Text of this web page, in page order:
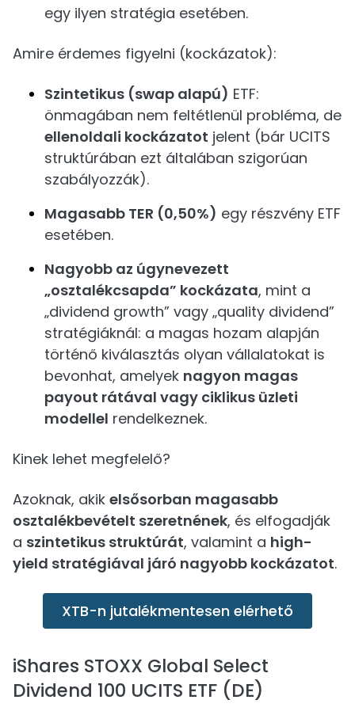
egy ilyen stratégia esetében.
Amire érdemes figyelni (kockázatok):
Szintetikus (swap alapú) ETF:
önmagában nem feltétlenül probléma, de
ellenoldali kockázatot jelent (bár UCITS
struktúrában ezt általában szigorúan
szabályozzák).
Magasabb TER (0,50%) egy részvény ETF
esetében.
Nagyobb az úgynevezett
„osztalékcsapda” kockázata, mint a
„dividend growth” vagy „quality dividend”
stratégiáknál: a magas hozam alapján
történő kiválasztás olyan vállalatokat is
bevonhat, amelyek nagyon magas
payout rátával vagy ciklikus üzleti
modellel rendelkeznek.
Kinek lehet megfelelő?
Azoknak, akik elsősorban magasabb
osztalékbevételt szeretnének, és elfogadják
a szintetikus struktúrát, valamint a high-
yield stratégiával járó nagyobb kockázatot.
XTB-n jutalékmentesen elérhető
iShares STOXX Global Select
Dividend 100 UCITS ETF (DE)